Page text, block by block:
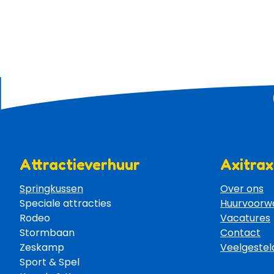
Attractieverhuur
Springkussen
Speciale attracties
Rodeo
Stormbaan
Zeskamp
Sport & Spel
Over ons
Vacatures
Contact